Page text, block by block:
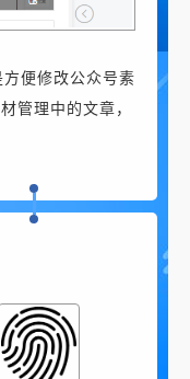
便修改公众号素
管理中的文章，